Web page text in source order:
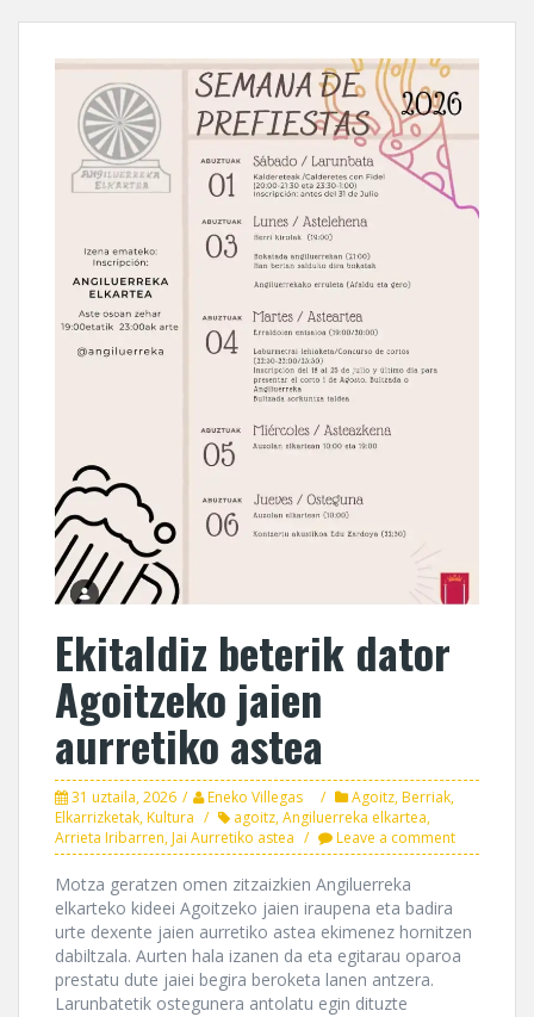
Ekitaldiz beterik dator
Agoitzeko jaien
aurretiko astea
31 uztaila, 2026 Eneko Villegas Agoitz,Berriak,
Elkarrizketak,Kultura agoitz,Angiluerreka elkartea,
Arrieta Iribarren,Jai Aurretiko astea Leave a comment
Motza geratzen omen zitzaizkien Angiluerreka
elkarteko kideei Agoitzeko jaien iraupena eta badira
urte dexente jaien aurretiko astea ekimenez hornitzen
dabiltzala. Aurten hala izanen da eta egitarau oparoa
prestatu dute jaiei begira beroketa lanen antzera.
Larunbatetik ostegunera antolatu egin dituzte